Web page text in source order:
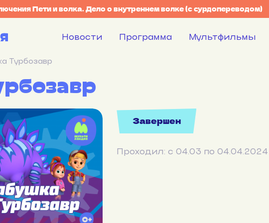
Пети и волка. Дело о внутреннем волке (с сурдопереводом)
Новости Программа Мультфильмы
Турбозавр
Завершен
Проходил: с 04.03 по 04.04.2024